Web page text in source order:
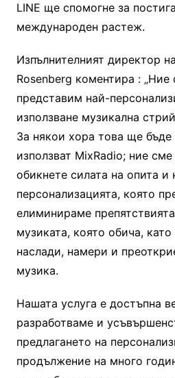
LINE ще спомогне за
международен растеж.
Изпълнителният директор
Rosenberg коментира : „Ние
представим най-
използване музикална
За някои хора това ще бъде
използват MixRadio; ние
обикнете силата на опита и
персонализацията, която
елиминираме
музиката, която обича,
наслади, намери и
музика.
Нашата услуга е достъпна
разработваме и
предлагането на
продължение на много